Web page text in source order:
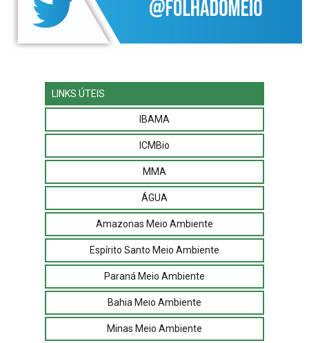
LINKS ÚTEIS
IBAMA
ICMBio
MMA
ÁGUA
Amazonas Meio Ambiente
Espírito Santo Meio Ambiente
Paraná Meio Ambiente
Bahia Meio Ambiente
Minas Meio Ambiente